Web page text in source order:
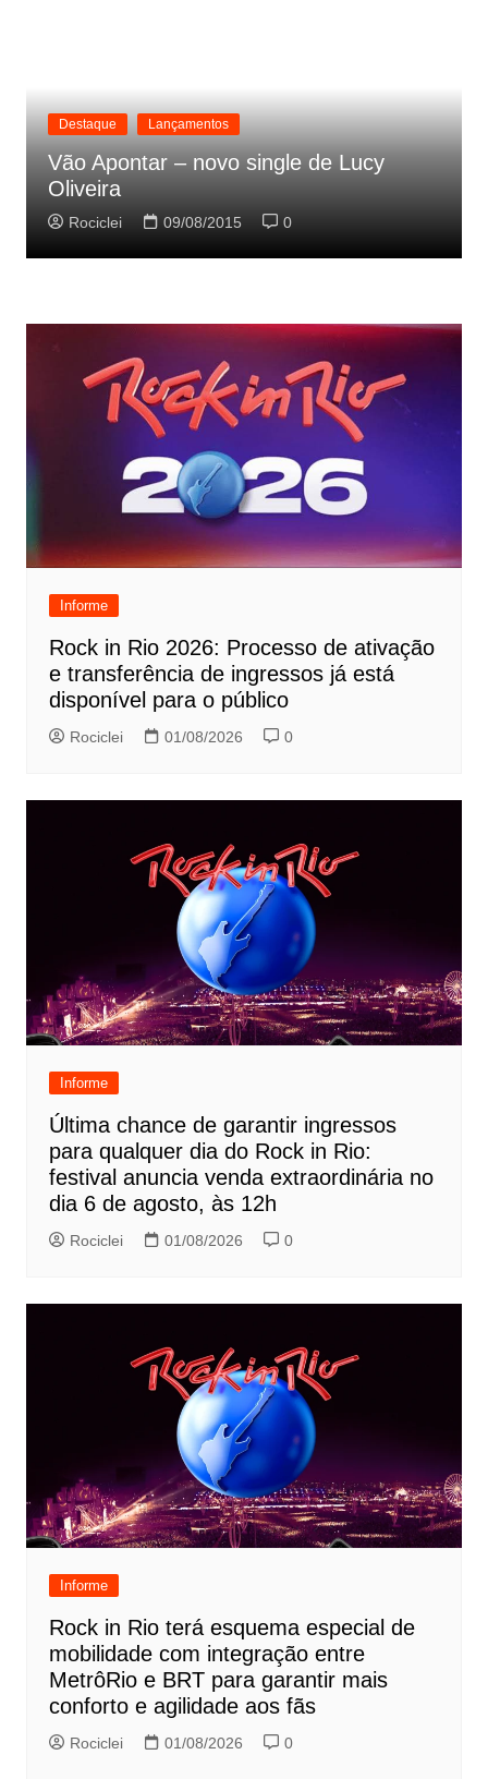
Destaque Lançamentos
Vão Apontar – novo single de Lucy
Oliveira
Rociclei 09/08/2015 0
Informe
Rock in Rio 2026: Processo de ativação
e transferência de ingressos já está
disponível para o público
Rociclei 01/08/2026 0
Informe
Última chance de garantir ingressos
para qualquer dia do Rock in Rio:
festival anuncia venda extraordinária no
dia 6 de agosto, às 12h
Rociclei 01/08/2026 0
Informe
Rock in Rio terá esquema especial de
mobilidade com integração entre
MetrôRio e BRT para garantir mais
conforto e agilidade aos fãs
Rociclei 01/08/2026 0